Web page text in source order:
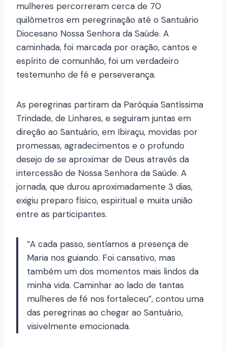
mulheres percorreram cerca de 70
quilômetros em peregrinação até o Santuário
Diocesano Nossa Senhora da Saúde. A
caminhada, foi marcada por oração, cantos e
espírito de comunhão, foi um verdadeiro
testemunho de fé e perseverança.
As peregrinas partiram da Paróquia Santíssima
Trindade, de Linhares, e seguiram juntas em
direção ao Santuário, em Ibiraçu, movidas por
promessas, agradecimentos e o profundo
desejo de se aproximar de Deus através da
intercessão de Nossa Senhora da Saúde. A
jornada, que durou aproximadamente 3 dias,
exigiu preparo físico, espiritual e muita união
entre as participantes.
“A cada passo, sentíamos a presença de
Maria nos guiando. Foi cansativo, mas
também um dos momentos mais lindos da
minha vida. Caminhar ao lado de tantas
mulheres de fé nos fortaleceu”, contou uma
das peregrinas ao chegar ao Santuário,
visivelmente emocionada.